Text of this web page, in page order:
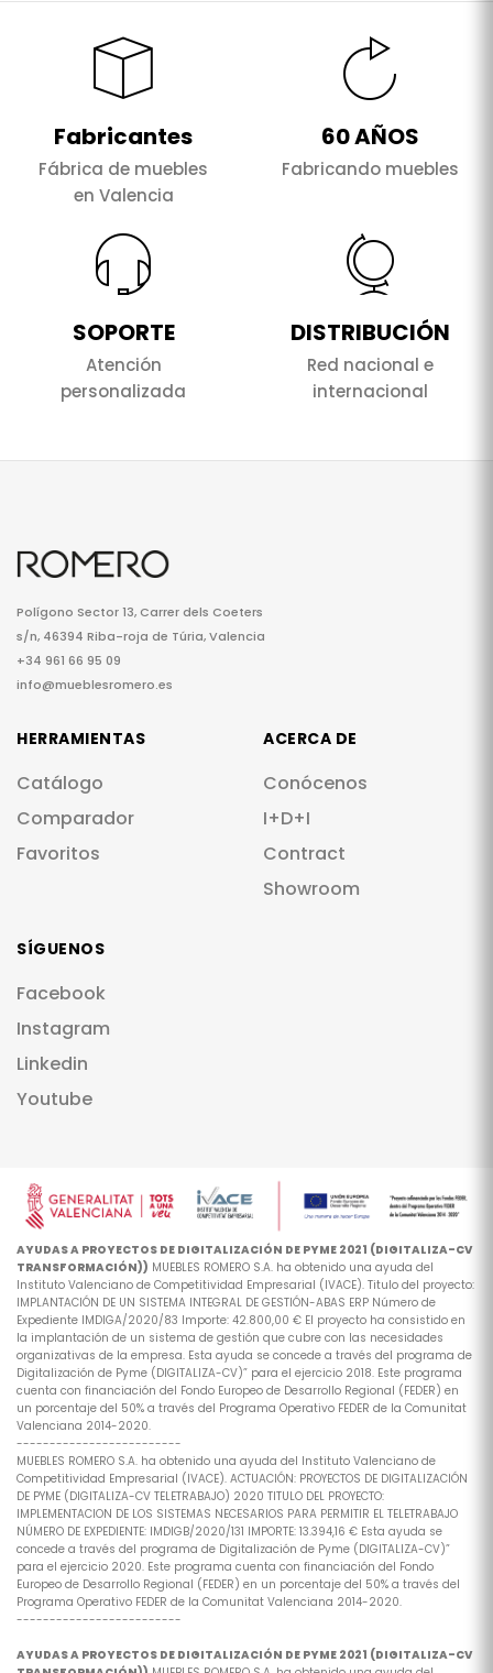
Fabricantes
Fábrica de muebles
en Valencia
60 AÑOS
Fabricando muebles
SOPORTE
Atención
personalizada
DISTRIBUCIÓN
Red nacional e
internacional
Polígono Sector 13, Carrer dels Coeters
s/n, 46394 Riba-roja de Túria, Valencia
+34 961 66 95 09
info@mueblesromero.es
HERRAMIENTAS
Catálogo
Comparador
Favoritos
ACERCA DE
Conócenos
I+D+I
Contract
Showroom
SÍGUENOS
Facebook
Instagram
Linkedin
Youtube
AYUDAS A PROYECTOS DE DIGITALIZACIÓN DE PYME 2021 (DIGITALIZA-CV
TRANSFORMACIÓN)) MUEBLES ROMERO S.A. ha obtenido una ayuda del
Instituto Valenciano de Competitividad Empresarial (IVACE). Titulo del proyecto:
IMPLANTACIÓN DE UN SISTEMA INTEGRAL DE GESTIÓN-ABAS ERP Número de
Expediente IMDIGA/2020/83 Importe: 42.800,00 € El proyecto ha consistido en
la implantación de un sistema de gestión que cubre con las necesidades
organizativas de la empresa. Esta ayuda se concede a través del programa de
Digitalización de Pyme (DIGITALIZA-CV)” para el ejercicio 2018. Este programa
cuenta con financiación del Fondo Europeo de Desarrollo Regional (FEDER) en
un porcentaje del 50% a través del Programa Operativo FEDER de la Comunitat
Valenciana 2014-2020.
-------------------------
MUEBLES ROMERO S.A. ha obtenido una ayuda del Instituto Valenciano de
Competitividad Empresarial (IVACE). ACTUACIÓN: PROYECTOS DE DIGITALIZACIÓN
DE PYME (DIGITALIZA-CV TELETRABAJO) 2020 TITULO DEL PROYECTO:
IMPLEMENTACION DE LOS SISTEMAS NECESARIOS PARA PERMITIR EL TELETRABAJO
NÚMERO DE EXPEDIENTE: IMDIGB/2020/131 IMPORTE: 13.394,16 € Esta ayuda se
concede a través del programa de Digitalización de Pyme (DIGITALIZA-CV)”
para el ejercicio 2020. Este programa cuenta con financiación del Fondo
Europeo de Desarrollo Regional (FEDER) en un porcentaje del 50% a través del
Programa Operativo FEDER de la Comunitat Valenciana 2014-2020.
-------------------------
AYUDAS A PROYECTOS DE DIGITALIZACIÓN DE PYME 2021 (DIGITALIZA-CV